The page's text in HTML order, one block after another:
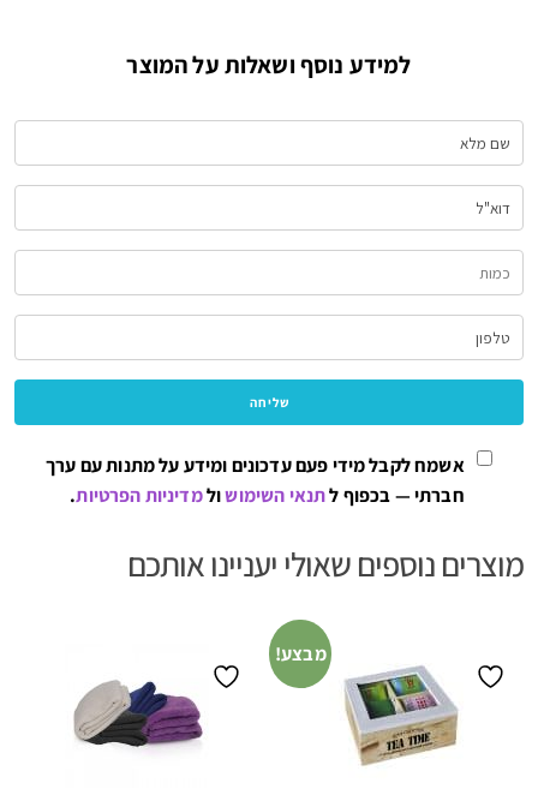
למידע נוסף ושאלות על המוצר
אשמח לקבל מידי פעם עדכונים ומידע על מתנות עם ערך
חברתי — בכפוף לתנאי השימושולמדיניות הפרטיות.
מוצרים נוספים שאולי יעניינו אותכם
מבצע!